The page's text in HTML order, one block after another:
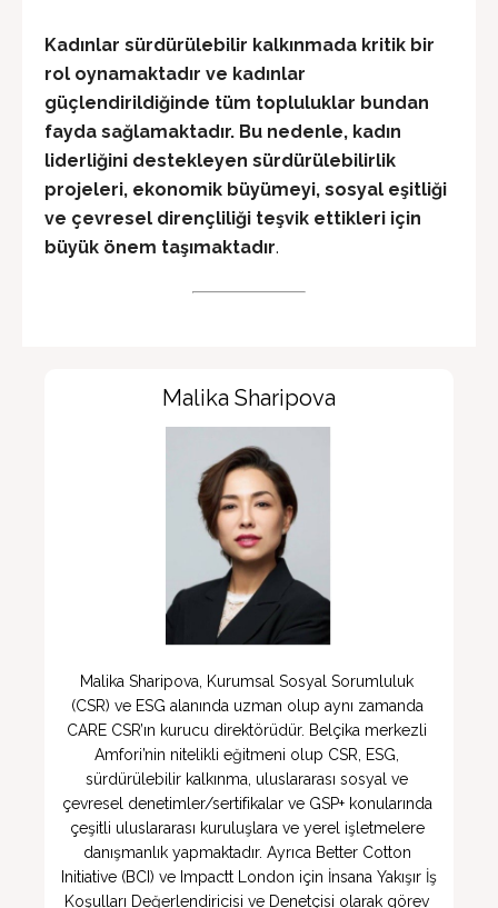
Kadınlar sürdürülebilir kalkınmada kritik bir
rol oynamaktadır ve kadınlar
güçlendirildiğinde tüm topluluklar bundan
fayda sağlamaktadır. Bu nedenle, kadın
liderliğini destekleyen sürdürülebilirlik
projeleri, ekonomik büyümeyi, sosyal eşitliği
ve çevresel dirençliliği teşvik ettikleri için
büyük önem taşımaktadır.
Malika Sharipova
Malika Sharipova, Kurumsal Sosyal Sorumluluk
(CSR) ve ESG alanında uzman olup aynı zamanda
CARE CSR’ın kurucu direktörüdür. Belçika merkezli
Amfori’nin nitelikli eğitmeni olup CSR, ESG,
sürdürülebilir kalkınma, uluslararası sosyal ve
çevresel denetimler/sertifikalar ve GSP+ konularında
çeşitli uluslararası kuruluşlara ve yerel işletmelere
danışmanlık yapmaktadır. Ayrıca Better Cotton
Initiative (BCI) ve Impactt London için İnsana Yakışır İş
Koşulları Değerlendiricisi ve Denetçisi olarak görev